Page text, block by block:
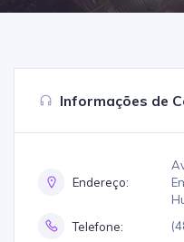
Informações de
Endereço:
Telefone: